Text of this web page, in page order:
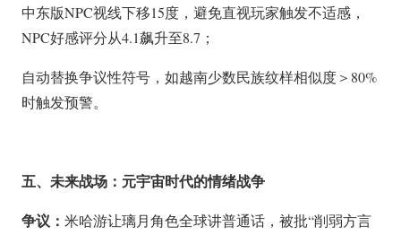
中东版NPC视线下移15度，避免直视玩家触发不适感，
NPC好感评分从4.1飙升至8.7；
自动替换争议性符号，如越南少数民族纹样相似度＞80%
时触发预警。
五、未来战场：元宇宙时代的情绪战争
争议： 米哈游让璃月角色全球讲普通话，被批“削弱方言